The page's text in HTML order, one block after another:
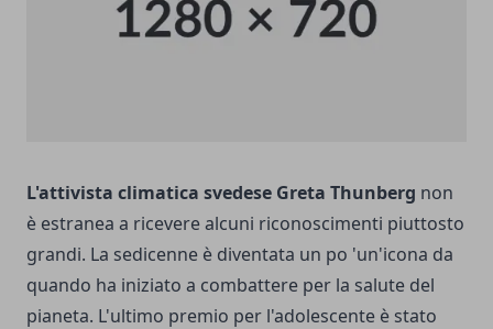
L'attivista climatica svedese Greta Thunberg non
è estranea a ricevere alcuni riconoscimenti piuttosto
grandi. La sedicenne è diventata un po 'un'icona da
quando ha iniziato a combattere per la salute del
pianeta. L'ultimo premio per l'adolescente è stato